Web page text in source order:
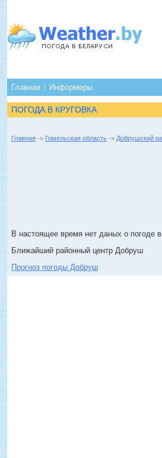
Главная Информеры
ПОГОДА В КРУГОВКА
Главная -> Гомельская область -> Добрушский
В настоящее время нет даных о погоде
Ближайший районный центр Добруш
Прогноз погоды Добруш